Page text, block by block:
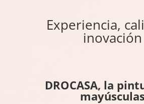
Experiencia,
inovación
DROCASA, la
mayúsculas